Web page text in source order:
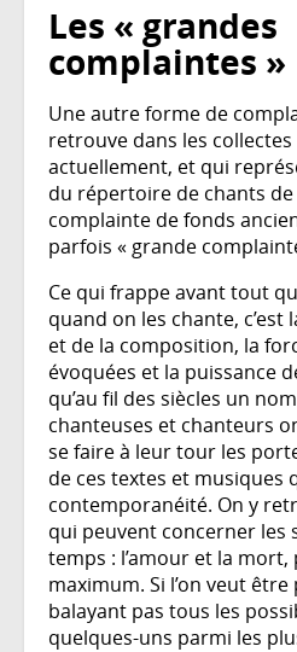
Les « grandes
complaintes »
Une autre forme de
retrouve dans les
actuellement, et qui
du répertoire de chants
complainte de fonds
parfois « grande
Ce qui frappe avant tout
quand on les chante, c’est
et de la composition, la
évoquées et la puissance
qu’au fil des siècles un
chanteuses et chanteurs
se faire à leur tour les
de ces textes et
contemporanéité. On y
qui peuvent concerner les
temps : l’amour et la
maximum. Si l’on veut
balayant pas tous les
quelques-uns parmi les